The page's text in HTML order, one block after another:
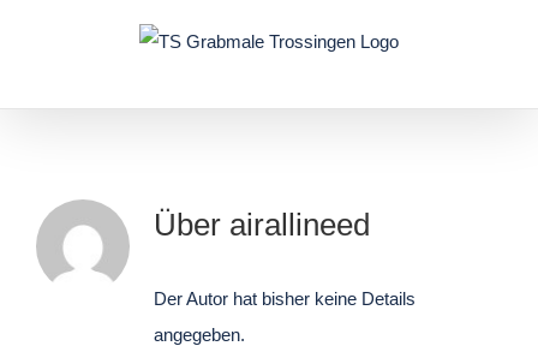
Über airallineed
Der Autor hat bisher keine Details
angegeben.